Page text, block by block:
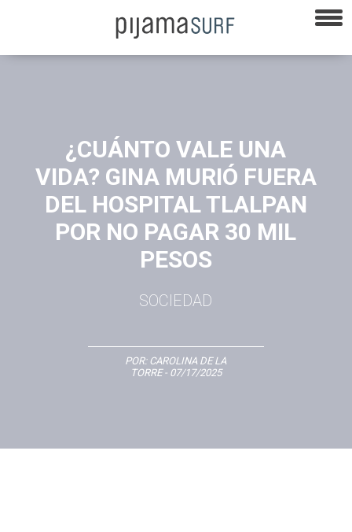
¿CUÁNTO VALE UNA
VIDA? GINA MURIÓ FUERA
DEL HOSPITAL TLALPAN
POR NO PAGAR 30 MIL
PESOS
SOCIEDAD
POR: CAROLINA DE LA
TORRE- 07/17/2025